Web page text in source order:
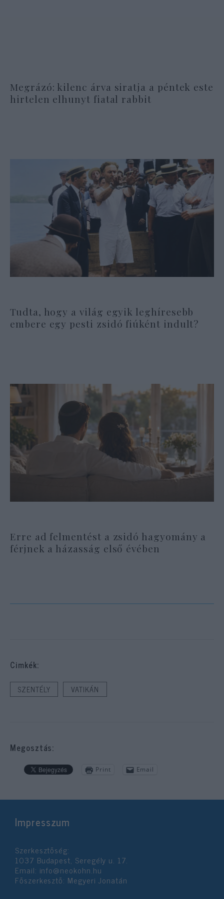
Megrázó: kilenc árva siratja a péntek este
hirtelen elhunyt fiatal rabbit
Tudta, hogy a világ egyik leghíresebb
embere egy pesti zsidó fiúként indult?
Erre ad felmentést a zsidó hagyomány a
férjnek a házasság első évében
Cimkék:
SZENTÉLY VATIKÁN
Megosztás:
Print Email
Impresszum
Szerkesztőség:
1037 Budapest, Seregély u. 17.
Email: info@neokohn.hu
Főszerkesztő: Megyeri Jonatán